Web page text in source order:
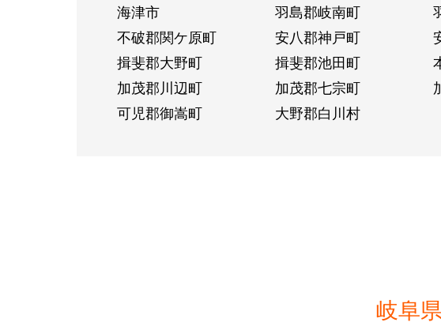
海津市
羽島郡岐南町
不破郡関ケ原町
安八郡神戸町
揖斐郡大野町
揖斐郡池田町
加茂郡川辺町
加茂郡七宗町
可児郡御嵩町
大野郡白川村
岐阜